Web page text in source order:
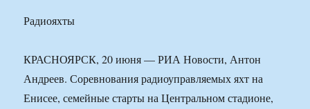
Радиояхты
КРАСНОЯРСК, 20 июня — РИА Новости, Антон
Андреев. Соревнования радиоуправляемых яхт на
Енисее, семейные старты на Центральном стадионе,